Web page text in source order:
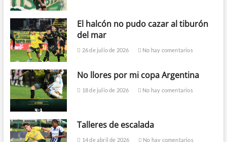
El halcón no pudo cazar al tiburón
del mar
26 de julio de 2026 No hay comentarios
No llores por mi copa Argentina
18 de julio de 2026 No hay comentarios
Talleres de escalada
14 de abril de 2026 No hay comentarios